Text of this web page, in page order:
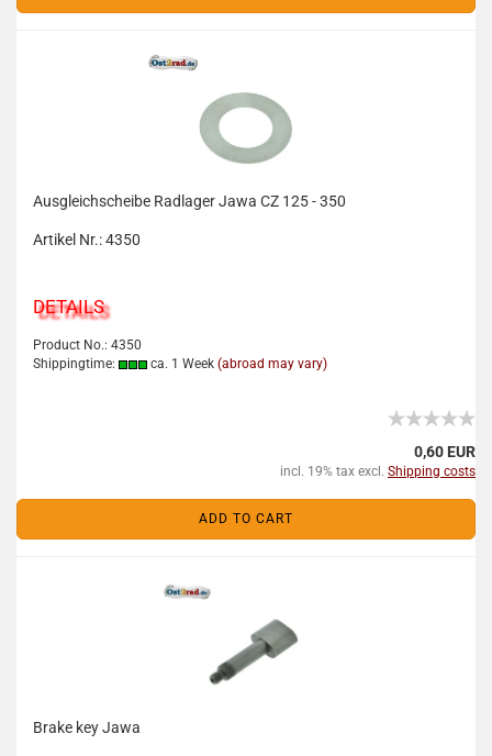
Ausgleichscheibe Radlager Jawa CZ 125 - 350
Artikel Nr.: 4350
DETAILS
Product No.: 4350
Shippingtime:
ca. 1 Week (abroad may vary)
0,60 EUR
incl. 19% tax excl. Shipping costs
ADD TO CART
Brake key Jawa